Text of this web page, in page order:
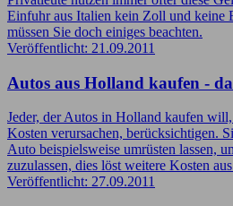
Einfuhr aus Italien kein Zoll und keine
müssen Sie doch einiges beachten.
Veröffentlicht: 21.09.2011
Autos aus Holland kaufen -
Jeder, der Autos in Holland kaufen
Kosten verursachen, berücksichtigen.
Auto beispielsweise umrüsten lassen,
zuzulassen, dies löst weitere Kosten
Veröffentlicht: 27.09.2011